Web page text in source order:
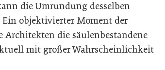
die Umrundung desselben
objektivierter Moment der
Architekten die säulenbestandene
mit großer Wahrscheinlichkeit